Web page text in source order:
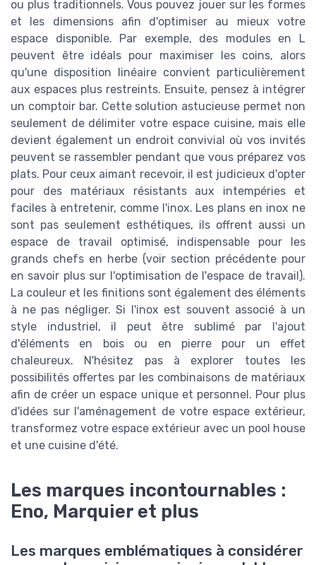
ou plus traditionnels. Vous pouvez jouer sur les formes
et les dimensions afin d'optimiser au mieux votre
espace disponible. Par exemple, des modules en L
peuvent être idéals pour maximiser les coins, alors
qu'une disposition linéaire convient particulièrement
aux espaces plus restreints. Ensuite, pensez à intégrer
un comptoir bar. Cette solution astucieuse permet non
seulement de délimiter votre espace cuisine, mais elle
devient également un endroit convivial où vos invités
peuvent se rassembler pendant que vous préparez vos
plats. Pour ceux aimant recevoir, il est judicieux d'opter
pour des matériaux résistants aux intempéries et
faciles à entretenir, comme l'inox. Les plans en inox ne
sont pas seulement esthétiques, ils offrent aussi un
espace de travail optimisé, indispensable pour les
grands chefs en herbe (voir section précédente pour
en savoir plus sur l'optimisation de l'espace de travail).
La couleur et les finitions sont également des éléments
à ne pas négliger. Si l'inox est souvent associé à un
style industriel, il peut être sublimé par l'ajout
d'éléments en bois ou en pierre pour un effet
chaleureux. N'hésitez pas à explorer toutes les
possibilités offertes par les combinaisons de matériaux
afin de créer un espace unique et personnel. Pour plus
d'idées sur l'aménagement de votre espace extérieur,
transformez votre espace extérieur avec un pool house
et une cuisine d'été.
Les marques incontournables :
Eno, Marquier et plus
Les marques emblématiques à considérer